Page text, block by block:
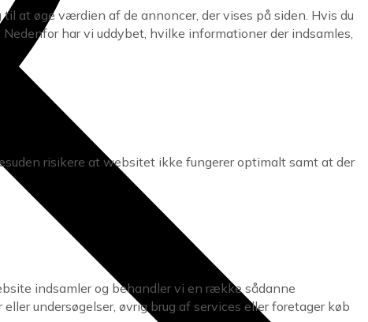
at øge værdien af de annoncer, der vises på siden. Hvis du
har vi uddybet, hvilke informationer der indsamles,
risikere at websitet ikke fungerer optimalt samt at der
indsamler og behandler vi en række sådanne
undersøgelser, øvrig brug af services eller foretager køb